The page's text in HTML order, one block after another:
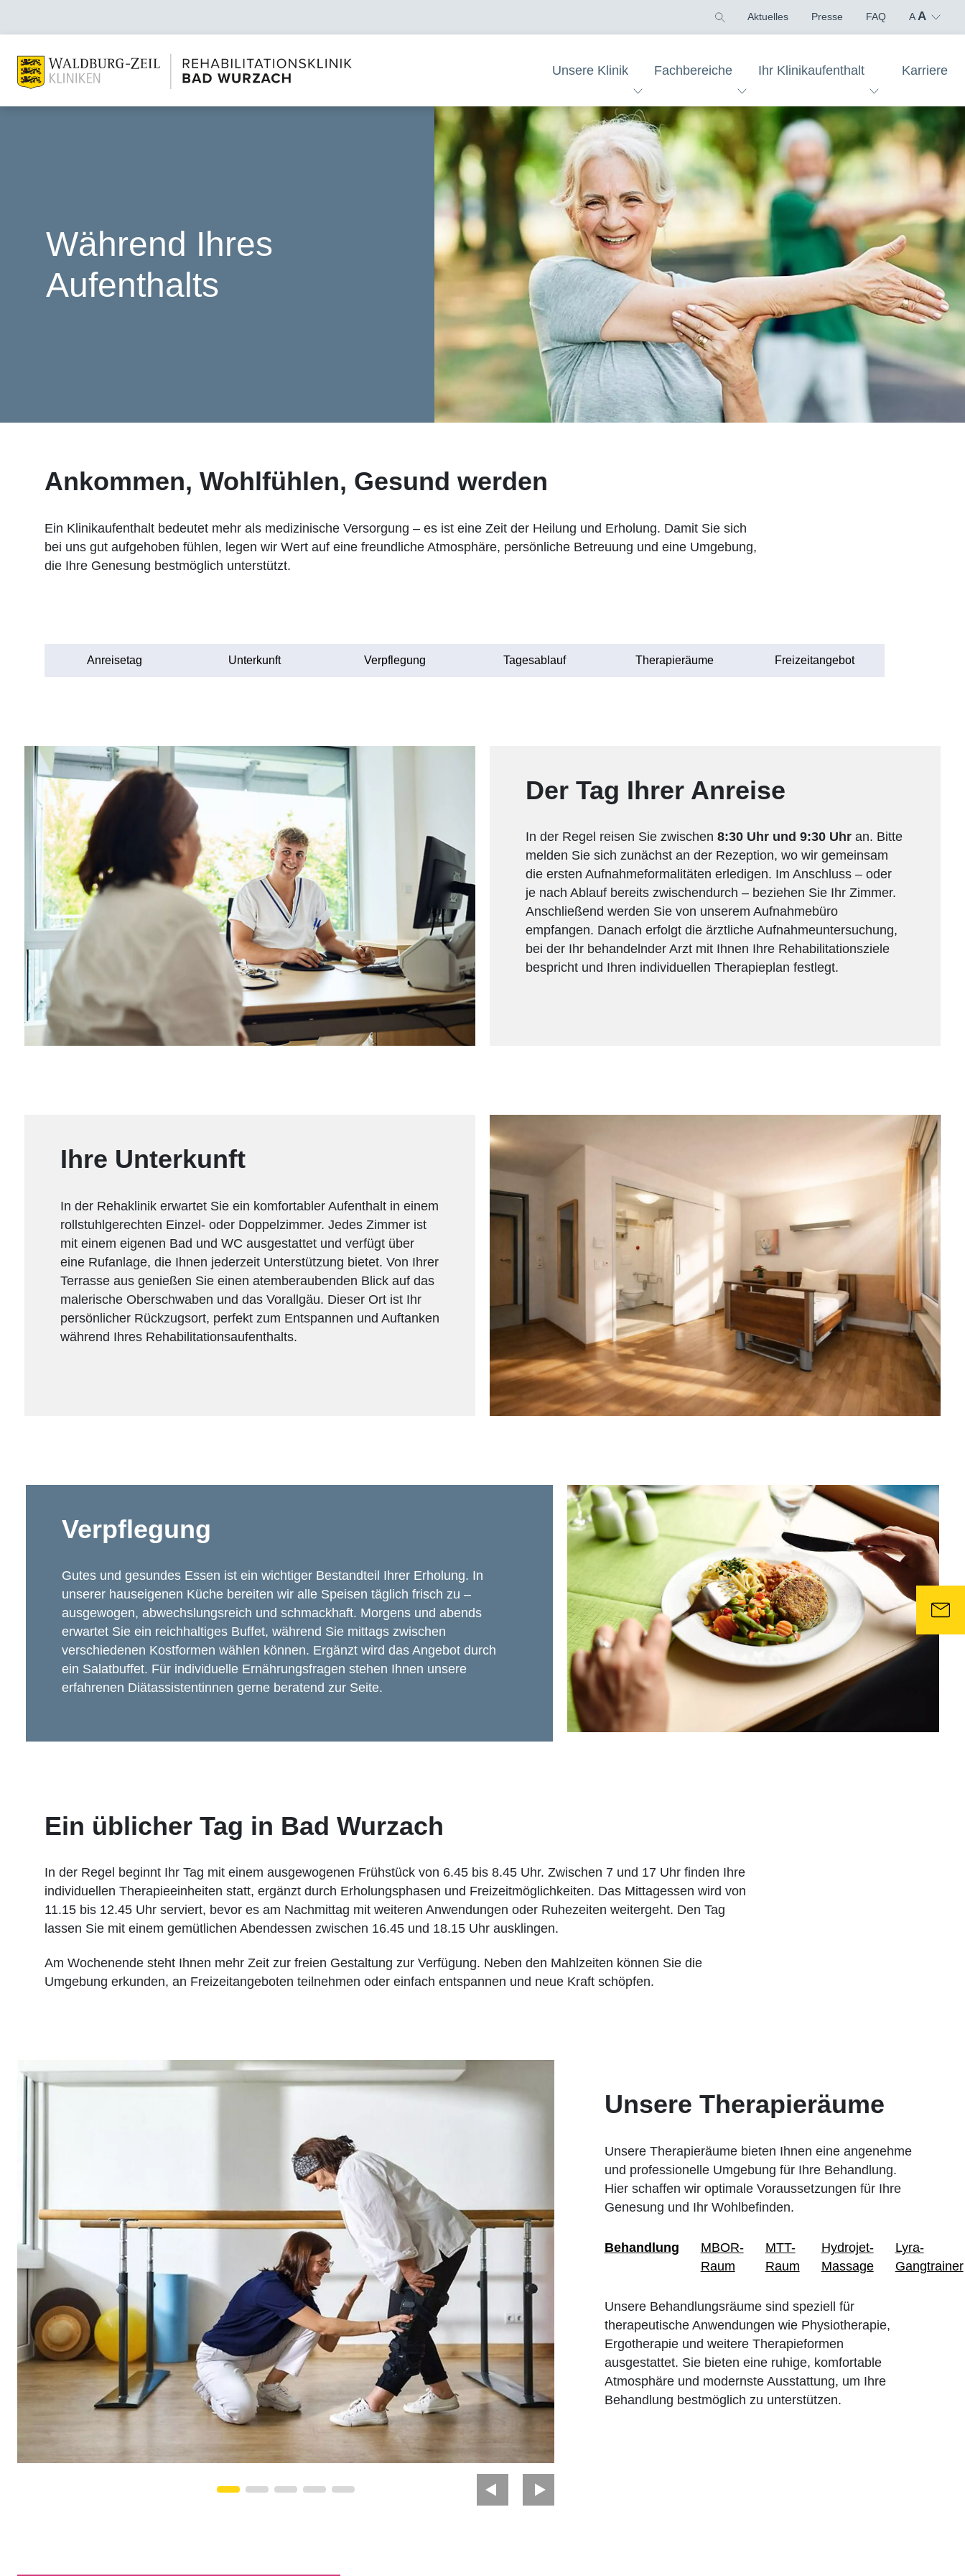
Aktuelles Presse FAQ A A
Unsere Klinik Fachbereiche Ihr Klinikaufenthalt Karriere
Während Ihres
Aufenthalts
Ankommen, Wohlfühlen, Gesund werden
Ein Klinikaufenthalt bedeutet mehr als medizinische Versorgung – es ist eine Zeit der Heilung und Erholung. Damit Sie sich
bei uns gut aufgehoben fühlen, legen wir Wert auf eine freundliche Atmosphäre, persönliche Betreuung und eine Umgebung,
die Ihre Genesung bestmöglich unterstützt.
Anreisetag Unterkunft Verpflegung Tagesablauf Therapieräume Freizeitangebot
Der Tag Ihrer Anreise
In der Regel reisen Sie zwischen 8:30 Uhr und 9:30 Uhr an. Bitte
melden Sie sich zunächst an der Rezeption, wo wir gemeinsam
die ersten Aufnahmeformalitäten erledigen. Im Anschluss – oder
je nach Ablauf bereits zwischendurch – beziehen Sie Ihr Zimmer.
Anschließend werden Sie von unserem Aufnahmebüro
empfangen. Danach erfolgt die ärztliche Aufnahmeuntersuchung,
bei der Ihr behandelnder Arzt mit Ihnen Ihre Rehabilitationsziele
bespricht und Ihren individuellen Therapieplan festlegt.
Ihre Unterkunft
In der Rehaklinik erwartet Sie ein komfortabler Aufenthalt in einem
rollstuhlgerechten Einzel- oder Doppelzimmer. Jedes Zimmer ist
mit einem eigenen Bad und WC ausgestattet und verfügt über
eine Rufanlage, die Ihnen jederzeit Unterstützung bietet. Von Ihrer
Terrasse aus genießen Sie einen atemberaubenden Blick auf das
malerische Oberschwaben und das Vorallgäu. Dieser Ort ist Ihr
persönlicher Rückzugsort, perfekt zum Entspannen und Auftanken
während Ihres Rehabilitationsaufenthalts.
Verpflegung
Gutes und gesundes Essen ist ein wichtiger Bestandteil Ihrer Erholung. In
unserer hauseigenen Küche bereiten wir alle Speisen täglich frisch zu –
ausgewogen, abwechslungsreich und schmackhaft. Morgens und abends
erwartet Sie ein reichhaltiges Buffet, während Sie mittags zwischen
verschiedenen Kostformen wählen können. Ergänzt wird das Angebot durch
ein Salatbuffet. Für individuelle Ernährungsfragen stehen Ihnen unsere
erfahrenen Diätassistentinnen gerne beratend zur Seite.
Ein üblicher Tag in Bad Wurzach
In der Regel beginnt Ihr Tag mit einem ausgewogenen Frühstück von 6.45 bis 8.45 Uhr. Zwischen 7 und 17 Uhr finden Ihre
individuellen Therapieeinheiten statt, ergänzt durch Erholungsphasen und Freizeitmöglichkeiten. Das Mittagessen wird von
11.15 bis 12.45 Uhr serviert, bevor es am Nachmittag mit weiteren Anwendungen oder Ruhezeiten weitergeht. Den Tag
lassen Sie mit einem gemütlichen Abendessen zwischen 16.45 und 18.15 Uhr ausklingen.
Am Wochenende steht Ihnen mehr Zeit zur freien Gestaltung zur Verfügung. Neben den Mahlzeiten können Sie die
Umgebung erkunden, an Freizeitangeboten teilnehmen oder einfach entspannen und neue Kraft schöpfen.
Unsere Therapieräume
Unsere Therapieräume bieten Ihnen eine angenehme
und professionelle Umgebung für Ihre Behandlung.
Hier schaffen wir optimale Voraussetzungen für Ihre
Genesung und Ihr Wohlbefinden.
Behandlung
MBOR-
Raum
MTT-
Raum
Hydrojet-
Massage
Lyra-
Gangtrainer
Unsere Behandlungsräume sind speziell für
therapeutische Anwendungen wie Physiotherapie,
Ergotherapie und weitere Therapieformen
ausgestattet. Sie bieten eine ruhige, komfortable
Atmosphäre und modernste Ausstattung, um Ihre
Behandlung bestmöglich zu unterstützen.